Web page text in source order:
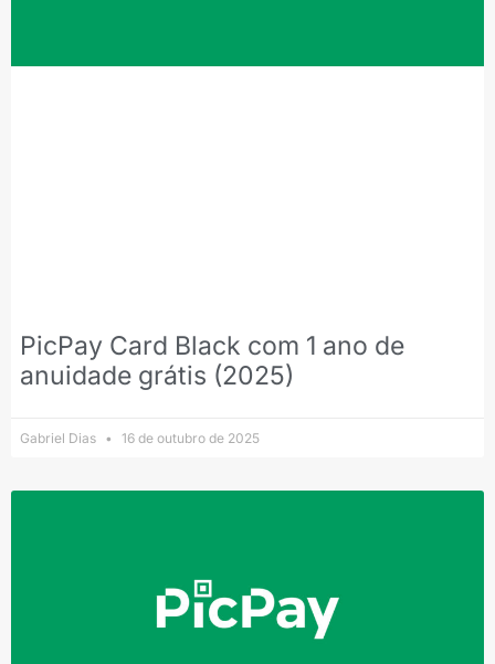
PicPay Card Black com 1 ano de
anuidade grátis (2025)
Gabriel Dias 16 de outubro de 2025